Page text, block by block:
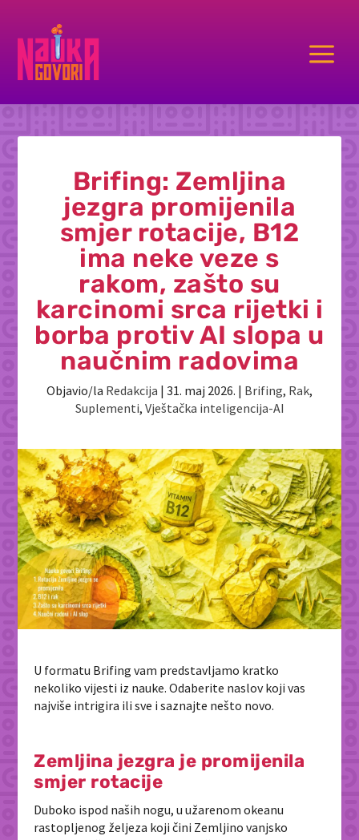
a
Brifing: Zemljina
jezgra promijenila
smjer rotacije, B12
ima neke veze s
rakom, zašto su
karcinomi srca rijetki i
borba protiv AI slopa u
naučnim radovima
Objavio/la Redakcija | 31. maj 2026. | Brifing, Rak,
Suplementi, Vještačka inteligencija-AI
U formatu Brifing vam predstavljamo kratko
nekoliko vijesti iz nauke. Odaberite naslov koji vas
najviše intrigira ili sve i saznajte nešto novo.
Zemljina jezgra je promijenila
smjer rotacije
Duboko ispod naših nogu, u užarenom okeanu
rastopljenog željeza koji čini Zemljino vanjsko